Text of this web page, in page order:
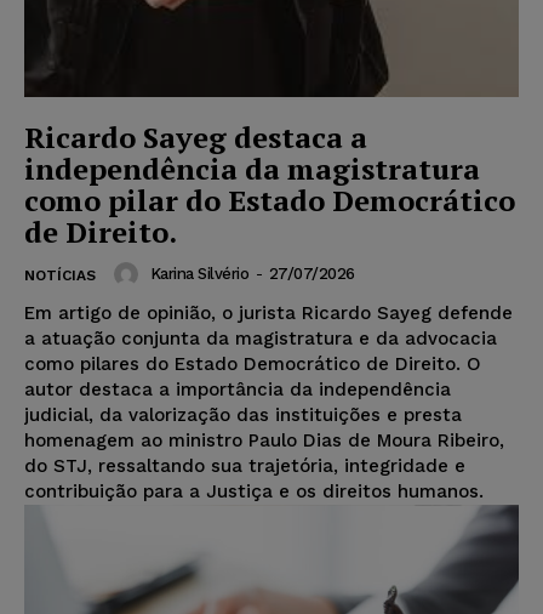
Ricardo Sayeg destaca a
independência da magistratura
como pilar do Estado Democrático
de Direito.
NOTÍCIAS Karina Silvério - 27/07/2026
Em artigo de opinião, o jurista Ricardo Sayeg defende
a atuação conjunta da magistratura e da advocacia
como pilares do Estado Democrático de Direito. O
autor destaca a importância da independência
judicial, da valorização das instituições e presta
homenagem ao ministro Paulo Dias de Moura Ribeiro,
do STJ, ressaltando sua trajetória, integridade e
contribuição para a Justiça e os direitos humanos.